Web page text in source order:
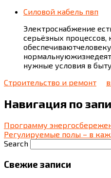
Силовой кабель пвп
Электроснабжение
серьёзных процессов,
обеспечиваютчеловеку
нужные условия в
Строительство и ремонт
Навигация по
Программу
Регулируемые полы – в
Search
Свежие записи